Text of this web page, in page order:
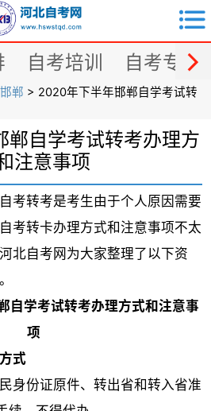

自考培训 自考专业

邯郸 > 2020年下半年邯郸自学考试转
自学考试转考办理方
注意事项
转考是考生由于个人原因需要
考转卡办理方式和注意事项不太
北自考网为大家整理了以下资
学考试转考办理方式和注意事
项
式
份证原件、转出省和转入省准